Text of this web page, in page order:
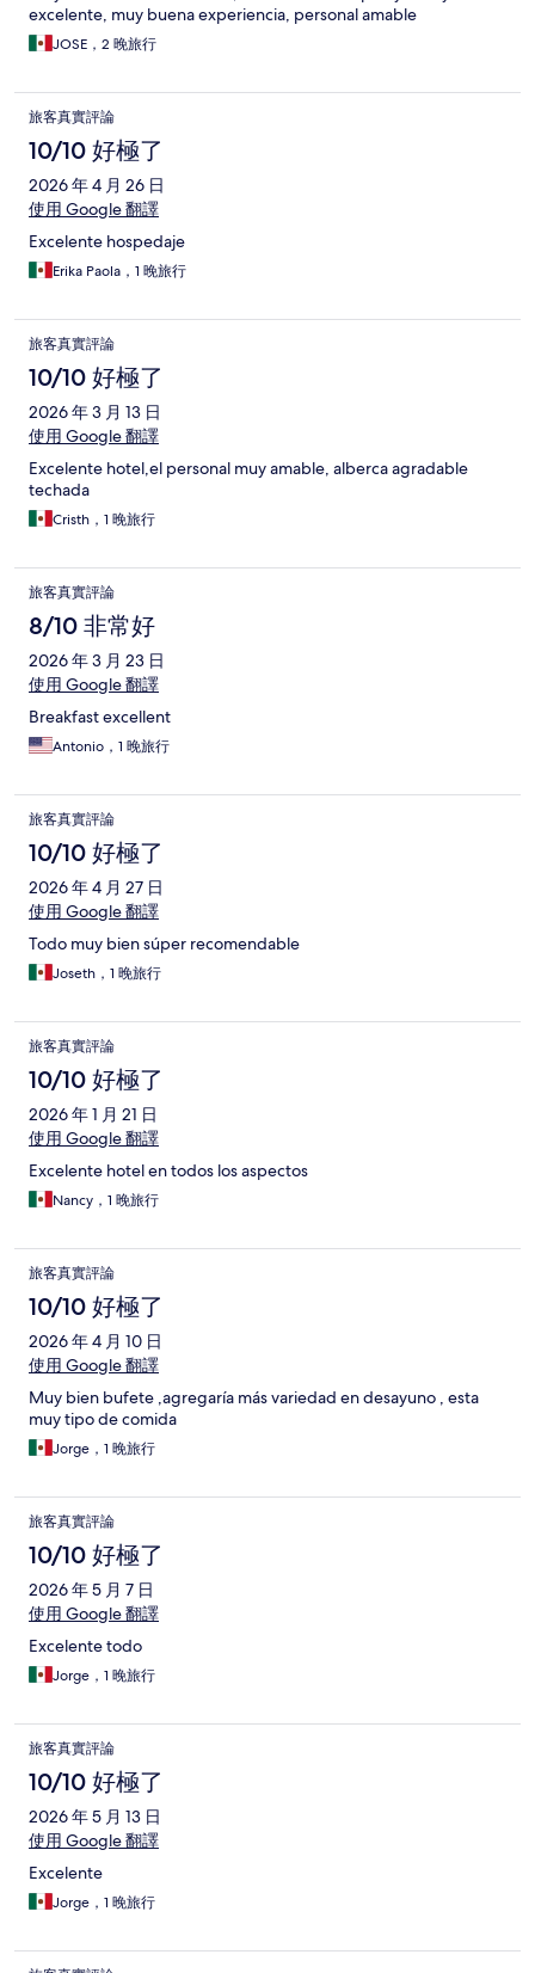
excelente, muy buena experiencia, personal amable
JOSE，2 晚旅行
旅客真實評論
10/10 好極了
2026 年 4 月 26 日
使用 Google 翻譯
Excelente hospedaje
Erika Paola，1 晚旅行
旅客真實評論
10/10 好極了
2026 年 3 月 13 日
使用 Google 翻譯
Excelente hotel,el personal muy amable, alberca agradable
techada
Cristh，1 晚旅行
旅客真實評論
8/10 非常好
2026 年 3 月 23 日
使用 Google 翻譯
Breakfast excellent
Antonio，1 晚旅行
旅客真實評論
10/10 好極了
2026 年 4 月 27 日
使用 Google 翻譯
Todo muy bien súper recomendable
Joseth，1 晚旅行
旅客真實評論
10/10 好極了
2026 年 1 月 21 日
使用 Google 翻譯
Excelente hotel en todos los aspectos
Nancy，1 晚旅行
旅客真實評論
10/10 好極了
2026 年 4 月 10 日
使用 Google 翻譯
Muy bien bufete ,agregaría más variedad en desayuno , esta
muy tipo de comida
Jorge，1 晚旅行
旅客真實評論
10/10 好極了
2026 年 5 月 7 日
使用 Google 翻譯
Excelente todo
Jorge，1 晚旅行
旅客真實評論
10/10 好極了
2026 年 5 月 13 日
使用 Google 翻譯
Excelente
Jorge，1 晚旅行